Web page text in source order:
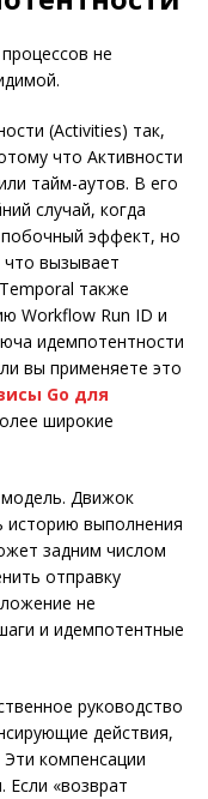
не
(Activities) так,
что Активности
тайм-аутов. В его
случай, когда
эффект, но
вызывает
также
Workflow Run ID и
идемпотентности
вы применяете это
Go для
широкие
Движок
историю выполнения
задним числом
отправку
не
и идемпотентные
руководство
действия,
компенсации
«возврат